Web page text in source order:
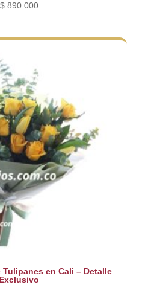
$890.000
Tulipanes en Cali – Detalle
Exclusivo